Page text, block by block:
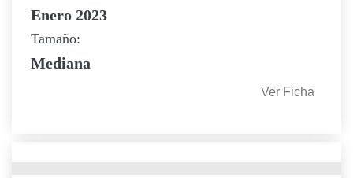
Enero 2023
Tamaño:
Mediana
Ver Ficha